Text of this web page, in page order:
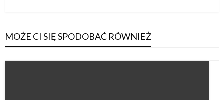
MOŻE CI SIĘ SPODOBAĆ RÓWNIEŻ